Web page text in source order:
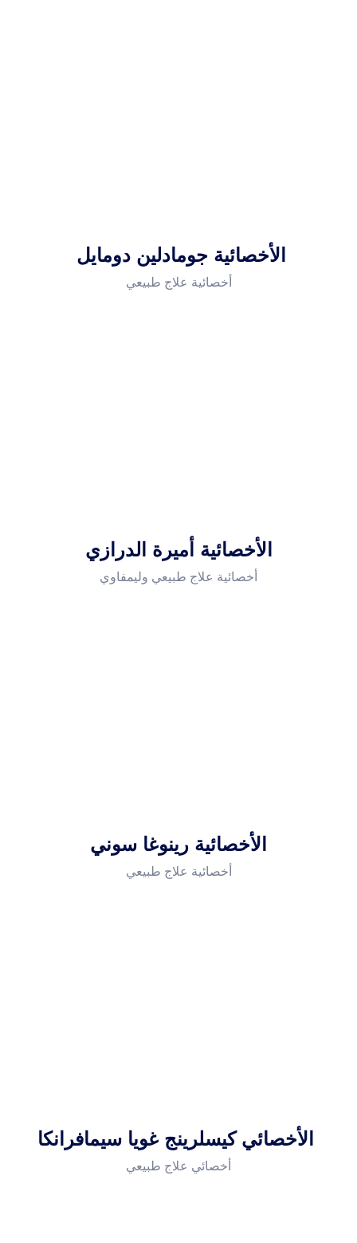
الأخصائية جومادلين دومايل
أخصائية علاج طبيعي
الأخصائية أميرة الدرازي
أخصائية علاج طبيعي وليمفاوي
الأخصائية رينوغا سوني
أخصائية علاج طبيعي
الأخصائي كيسلرينج غويا سيمافرانكا
أخصائي علاج طبيعي